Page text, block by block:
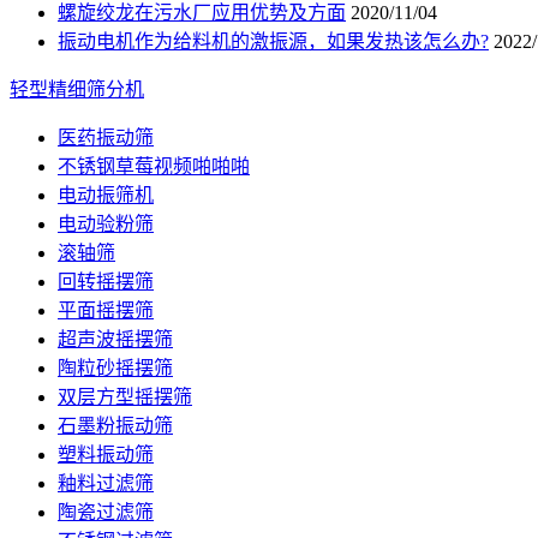
螺旋绞龙在污水厂应用优势及方面 2020/11/04
振动电机作为给料机的激振源，如果发热该怎么办?
轻型精细筛分机
医药振动筛
不锈钢草莓视频啪啪啪
电动振筛机
电动验粉筛
滚轴筛
回转摇摆筛
平面摇摆筛
超声波摇摆筛
陶粒砂摇摆筛
双层方型摇摆筛
石墨粉振动筛
塑料振动筛
釉料过滤筛
陶瓷过滤筛